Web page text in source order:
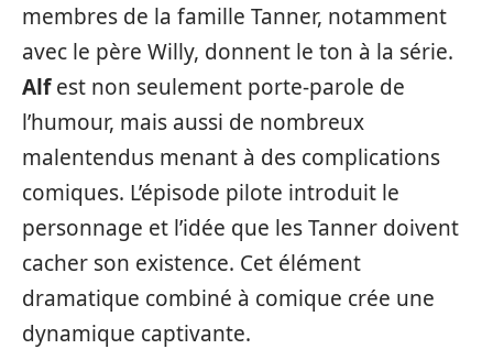
membres de la famille Tanner, notamment
avec le père Willy, donnent le ton à la série.
Alfest non seulement porte-parole de
l’humour, mais aussi de nombreux
malentendus menant à des complications
comiques. L’épisode pilote introduit le
personnage et l’idée que les Tanner doivent
cacher son existence. Cet élément
dramatique combiné à comique crée une
dynamique captivante.